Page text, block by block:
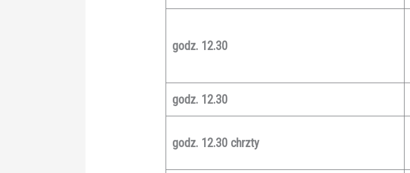
godz. 12.30
godz. 12.30
godz. 12.30 chrzty